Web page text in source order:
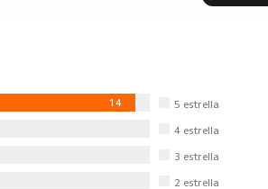
14 5 estrella
4 estrella
3 estrella
2 estrella